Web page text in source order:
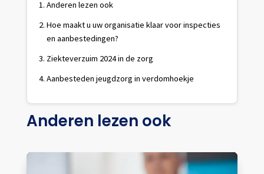
Anderen lezen ook
Hoe maakt u uw organisatie klaar voor inspecties
en aanbestedingen?
Ziekteverzuim 2024 in de zorg
Aanbesteden jeugdzorg in verdomhoekje
Anderen lezen ook